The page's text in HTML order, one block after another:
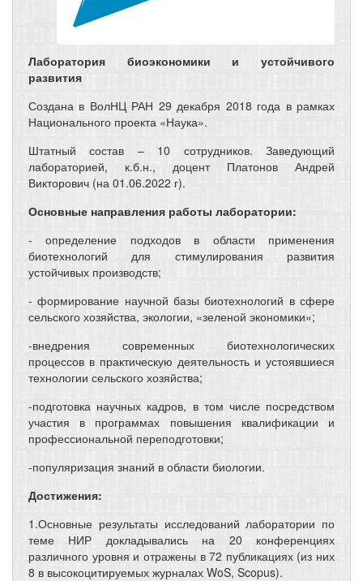
Лаборатория биоэкономики и устойчивого
развития
Создана в ВолНЦ РАН 29 декабря 2018 года в рамках
Национального проекта «Наука».
Штатный состав – 10 сотрудников. Заведующий
лабораторией, к.б.н., доцент Платонов Андрей
Викторович (на 01.06.2022 г).
Основные направления работы лаборатории:
- определение подходов в области применения
биотехнологий для стимулирования развития
устойчивых производств;
- формирование научной базы биотехнологий в сфере
сельского хозяйства, экологии, «зеленой экономики»;
-внедрения современных биотехнологических
процессов в практическую деятельность и устоявшиеся
технологии сельского хозяйства;
-подготовка научных кадров, в том числе посредством
участия в программах повышения квалификации и
профессиональной переподготовки;
-популяризация знаний в области биологии.
Достижения:
1.Основные результаты исследований лаборатории по
теме НИР докладывались на 20 конференциях
различного уровня и отражены в 72 публикациях (из них
8 в высокоцитируемых журналах WoS, Scopus).